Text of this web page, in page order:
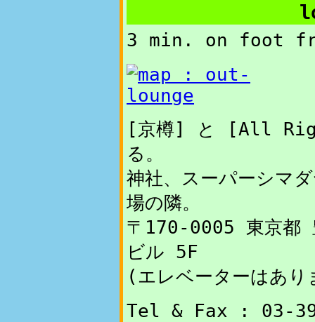
3 min. on foot
[京樽] と [All
る。
神社、スーパーシマ
場の隣。
〒170-0005 東京都
ビル 5F
(エレベーターはあ
Tel & Fax : 03-